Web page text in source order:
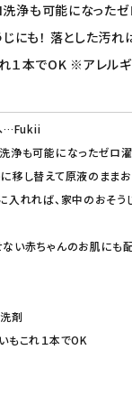
浄も可能になった
にも！ 落とした
本でOK ※アレル
…Fukii
浄も可能になったゼ
移し替えて原液のままお
れれば、家中のおそう
い赤ちゃんのお肌にも配
剤
もこれ１本でOK